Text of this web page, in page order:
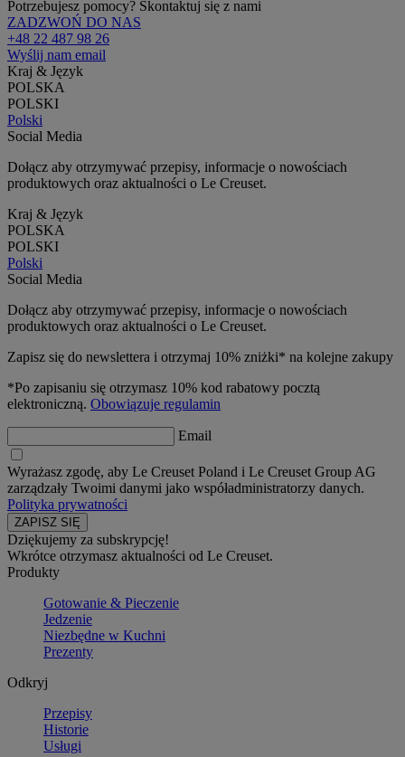
Potrzebujesz pomocy? Skontaktuj się z nami
ZADZWOŃ DO NAS
+48 22 487 98 26
Wyślij nam email
Kraj & Język
POLSKA
POLSKI
Polski
Social Media
Dołącz aby otrzymywać przepisy, informacje o nowościach
produktowych oraz aktualności o Le Creuset.
Kraj & Język
POLSKA
POLSKI
Polski
Social Media
Dołącz aby otrzymywać przepisy, informacje o nowościach
produktowych oraz aktualności o Le Creuset.
Zapisz się do newslettera i otrzymaj 10% zniżki* na kolejne zakupy
*Po zapisaniu się otrzymasz 10% kod rabatowy pocztą
elektroniczną. Obowiązuje regulamin
Email
Wyrażasz zgodę, aby Le Creuset Poland i Le Creuset Group AG
zarządzały Twoimi danymi jako współadministratorzy danych.
Polityka prywatności
Dziękujemy za subskrypcję!
Wkrótce otrzymasz aktualności od Le Creuset.
Produkty
Gotowanie & Pieczenie
Jedzenie
Niezbędne w Kuchni
Prezenty
Odkryj
Przepisy
Historie
Usługi